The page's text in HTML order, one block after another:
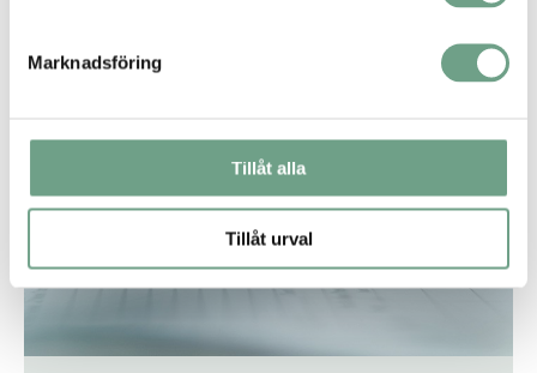
Marknadsföring
Tillåt alla
Tillåt urval